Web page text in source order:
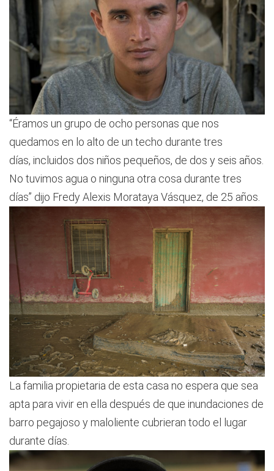
“Éramos un grupo de ocho personas que nos
quedamos en lo alto de un techo durante tres
días, incluidos dos niños pequeños, de dos y seis años.
No tuvimos agua o ninguna otra cosa durante tres
días” dijo Fredy Alexis Morataya Vásquez, de 25 años.
La familia propietaria de esta casa no espera que sea
apta para vivir en ella después de que inundaciones de
barro pegajoso y maloliente cubrieran todo el lugar
durante días.